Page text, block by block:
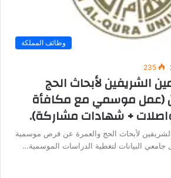
وظائف المملكة
235
الشريفين لأبحاث الحج
(عمل موسمي مع مكافأة
+ شهادات مشاركة).
لأبحاث الحج والعمرة عن فرص موسمية
البيانات لتغطية الدراسات الموسمية…